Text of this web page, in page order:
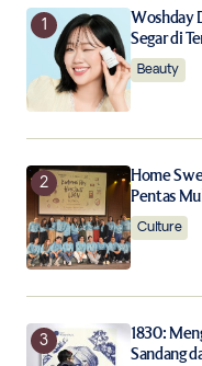
Your E-mail*
Save my name,
the next time I
Notify me of new
Submit Comment
Woshday
Segar di
Beauty
Home
Pentas
Culture
1830:
Sandang